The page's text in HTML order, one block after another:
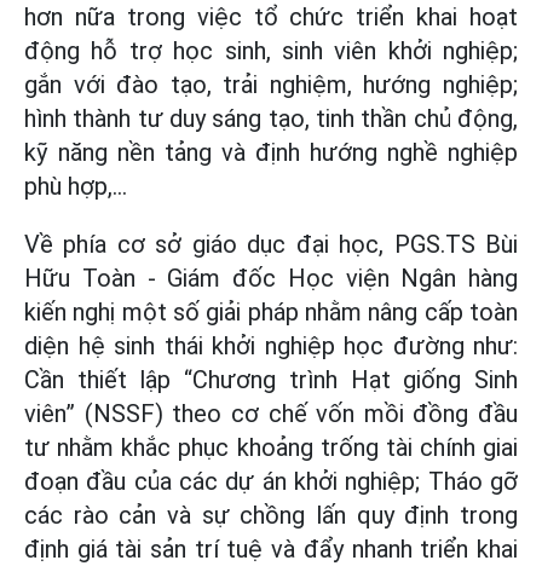
hơn nữa trong việc tổ chức triển khai hoạt
động hỗ trợ học sinh, sinh viên khởi nghiệp;
gắn với đào tạo, trải nghiệm, hướng nghiệp;
hình thành tư duy sáng tạo, tinh thần chủ động,
kỹ năng nền tảng và định hướng nghề nghiệp
phù hợp,...
Về phía cơ sở giáo dục đại học, PGS.TS Bùi
Hữu Toàn - Giám đốc Học viện Ngân hàng
kiến nghị một số giải pháp nhằm nâng cấp toàn
diện hệ sinh thái khởi nghiệp học đường như:
Cần thiết lập “Chương trình Hạt giống Sinh
viên” (NSSF) theo cơ chế vốn mồi đồng đầu
tư nhằm khắc phục khoảng trống tài chính giai
đoạn đầu của các dự án khởi nghiệp; Tháo gỡ
các rào cản và sự chồng lấn quy định trong
định giá tài sản trí tuệ và đẩy nhanh triển khai